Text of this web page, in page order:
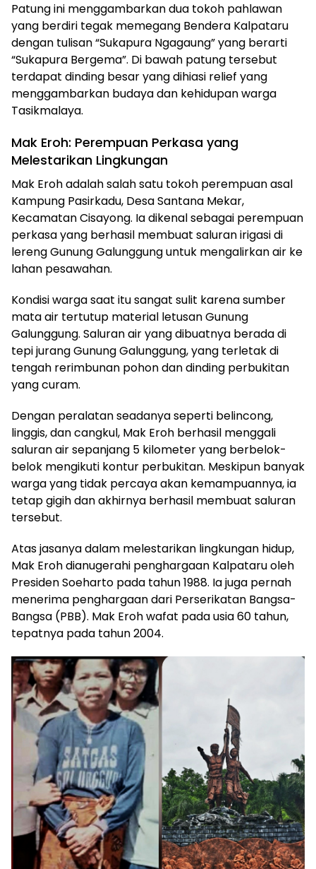
Patung ini menggambarkan dua tokoh pahlawan
yang berdiri tegak memegang Bendera Kalpataru
dengan tulisan “Sukapura Ngagaung” yang berarti
“Sukapura Bergema”. Di bawah patung tersebut
terdapat dinding besar yang dihiasi relief yang
menggambarkan budaya dan kehidupan warga
Tasikmalaya.
Mak Eroh: Perempuan Perkasa yang
Melestarikan Lingkungan
Mak Eroh adalah salah satu tokoh perempuan asal
Kampung Pasirkadu, Desa Santana Mekar,
Kecamatan Cisayong. Ia dikenal sebagai perempuan
perkasa yang berhasil membuat saluran irigasi di
lereng Gunung Galunggung untuk mengalirkan air ke
lahan pesawahan.
Kondisi warga saat itu sangat sulit karena sumber
mata air tertutup material letusan Gunung
Galunggung. Saluran air yang dibuatnya berada di
tepi jurang Gunung Galunggung, yang terletak di
tengah rerimbunan pohon dan dinding perbukitan
yang curam.
Dengan peralatan seadanya seperti belincong,
linggis, dan cangkul, Mak Eroh berhasil menggali
saluran air sepanjang 5 kilometer yang berbelok-
belok mengikuti kontur perbukitan. Meskipun banyak
warga yang tidak percaya akan kemampuannya, ia
tetap gigih dan akhirnya berhasil membuat saluran
tersebut.
Atas jasanya dalam melestarikan lingkungan hidup,
Mak Eroh dianugerahi penghargaan Kalpataru oleh
Presiden Soeharto pada tahun 1988. Ia juga pernah
menerima penghargaan dari Perserikatan Bangsa-
Bangsa (PBB). Mak Eroh wafat pada usia 60 tahun,
tepatnya pada tahun 2004.